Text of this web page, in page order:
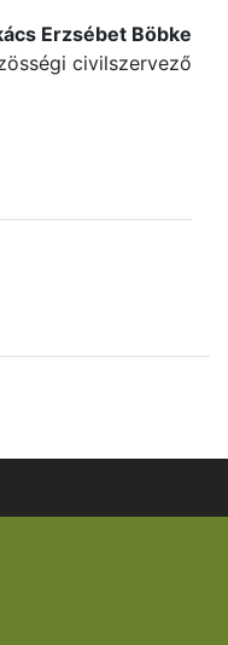
Erzsébet Böbke
civilszervező